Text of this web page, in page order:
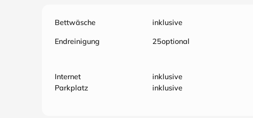
Bettwäsche inklusive
Endreinigung 25optional
Internet
inklusive
Parkplatz
inklusive